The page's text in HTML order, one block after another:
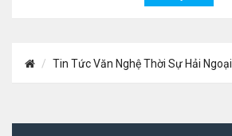
Tin Tức Văn Nghệ Thời Sự Hải Ngoại